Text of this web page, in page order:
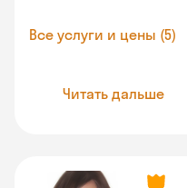
Все услуги и цены (5)
Читать дальше